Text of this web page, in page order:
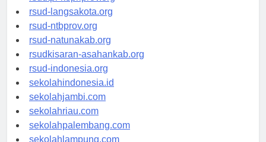
rsudtpi-kepriprov.org
rsud-langsakota.org
rsud-ntbprov.org
rsud-natunakab.org
rsudkisaran-asahankab.org
rsud-indonesia.org
sekolahindonesia.id
sekolahjambi.com
sekolahriau.com
sekolahpalembang.com